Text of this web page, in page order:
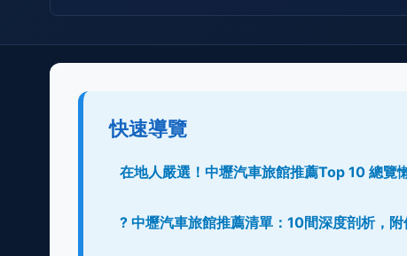
快速導覽
在地人嚴選！中壢汽車旅館推薦Top 10 總覽
? 中壢汽車旅館推薦清單：10間深度剖析，